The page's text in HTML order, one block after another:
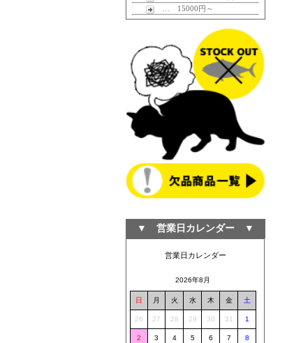
… 15000円～
▼ 営業日カレンダー ▼
営業日カレンダー
2026年8月
日 月 火 水 木 金 土
26 27 28 29 30 31 1
2 3 4 5 6 7 8